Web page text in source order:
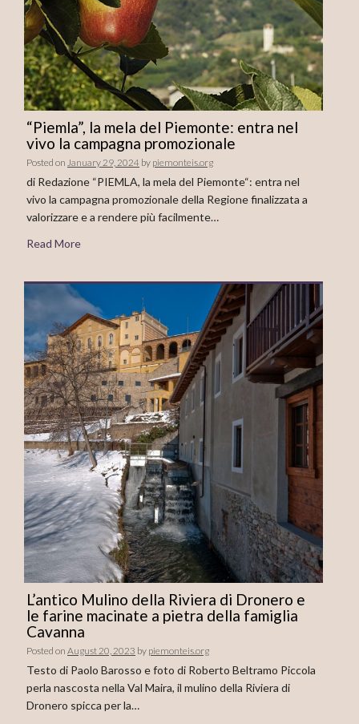
“Piemla”, la mela del Piemonte: entra nel
vivo la campagna promozionale
Posted on January 29, 2024 by piemonteis.org
di Redazione “PIEMLA, la mela del Piemonte“: entra nel
vivo la campagna promozionale della Regione finalizzata a
valorizzare e a rendere più facilmente…
Read More
L’antico Mulino della Riviera di Dronero e
le farine macinate a pietra della famiglia
Cavanna
Posted on August 20, 2023 by piemonteis.org
Testo di Paolo Barosso e foto di Roberto Beltramo Piccola
perla nascosta nella Val Maira, il mulino della Riviera di
Dronero spicca per la…